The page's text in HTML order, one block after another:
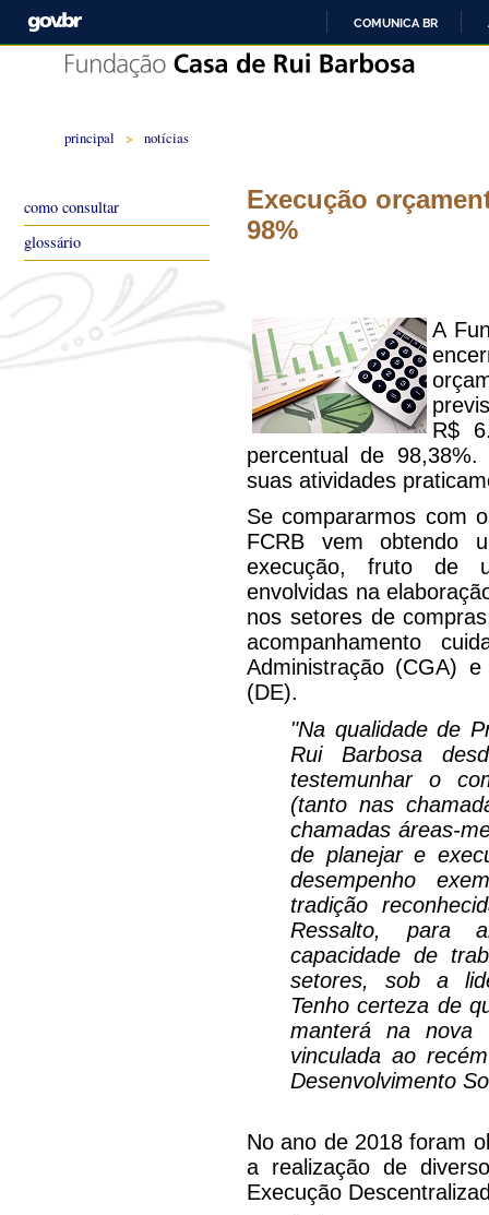
COMUNICA BR
principal > notícias
Execução
98%
A
R$
percentual de
suas atividades
Se compararmos com
FCRB vem obtendo
execução, fruto de
envolvidas na
nos setores de
acompanhamento
Administração (CGA)
(DE).
"Na qualidade de
Rui Barbosa
testemunhar o
(tanto nas
chamadas áreas-
de planejar e
desempenho
tradição
Ressalto, para
capacidade de
setores, sob a
Tenho certeza de
manterá na nova
vinculada ao
Desenvolvimento
No ano de 2018 foram
a realização de
Execução
como consultar
glossário